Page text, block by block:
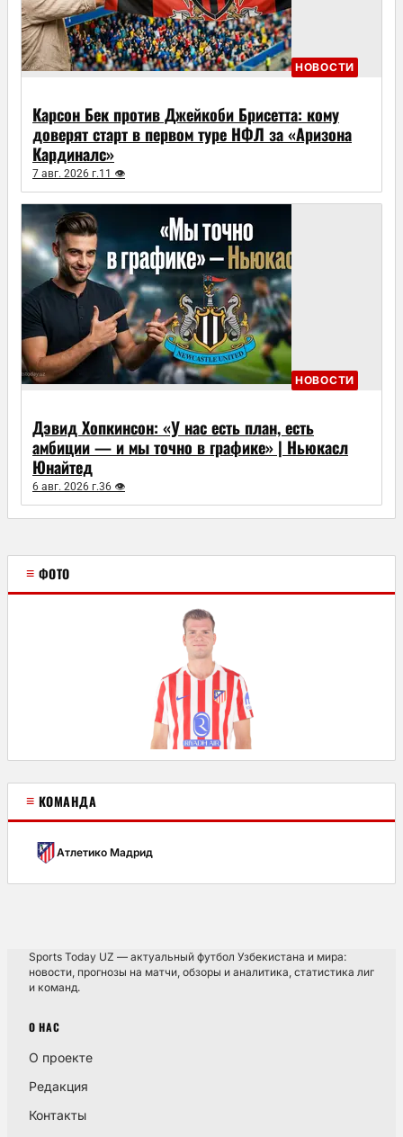
НОВОСТИ
Карсон Бек против Джейкоби Брисетта: кому
доверят старт в первом туре НФЛ за «Аризона
Кардиналс»
7 авг. 2026 г.11 👁
НОВОСТИ
Дэвид Хопкинсон: «У нас есть план, есть
амбиции — и мы точно в графике» | Ньюкасл
Юнайтед
6 авг. 2026 г.36 👁
≡ ФОТО
≡ КОМАНДА
Атлетико Мадрид
Sports Today UZ — актуальный футбол Узбекистана и мира:
новости, прогнозы на матчи, обзоры и аналитика, статистика лиг
и команд.
О НАС
О проекте
Редакция
Контакты